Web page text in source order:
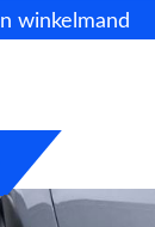
In winkelmand